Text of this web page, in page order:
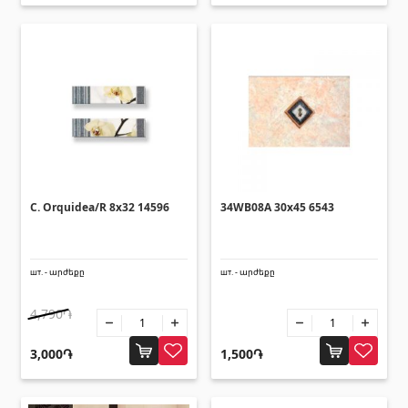
Строительная техника
Затирка
Аксессуары для бассейна
Лестницы для бассейнов
(2)
C. Orquidea/R 8x32 14596
шт. - արժեքը
4,790֏
3,000֏
34WB08A 30x45 6543
шт. - արժեքը
1,500֏